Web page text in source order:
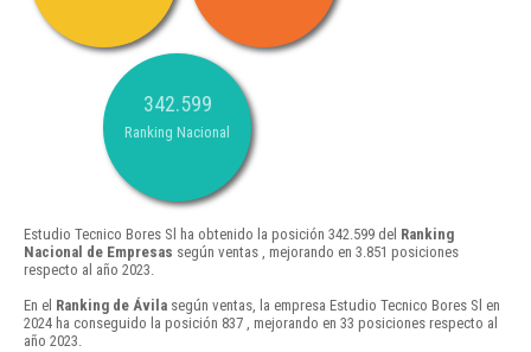
342.599
Ranking Nacional
Estudio Tecnico Bores Sl ha obtenido la posición 342.599 del Ranking
Nacional de Empresas según ventas , mejorando en 3.851 posiciones
respecto al año 2023.
En el Ranking de Ávila según ventas, la empresa Estudio Tecnico Bores Sl en
2024 ha conseguido la posición 837 , mejorando en 33 posiciones respecto al
año 2023.